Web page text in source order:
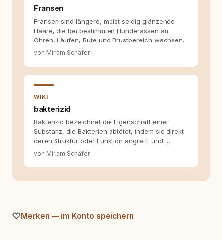
Fransen
Fransen sind längere, meist seidig glänzende
Haare, die bei bestimmten Hunderassen an
Ohren, Läufen, Rute und Brustbereich wachsen.
von Miriam Schäfer
WIKI
bakterizid
Bakterizid bezeichnet die Eigenschaft einer
Substanz, die Bakterien abtötet, indem sie direkt
deren Struktur oder Funktion angreift und …
von Miriam Schäfer
Merken — im Konto speichern